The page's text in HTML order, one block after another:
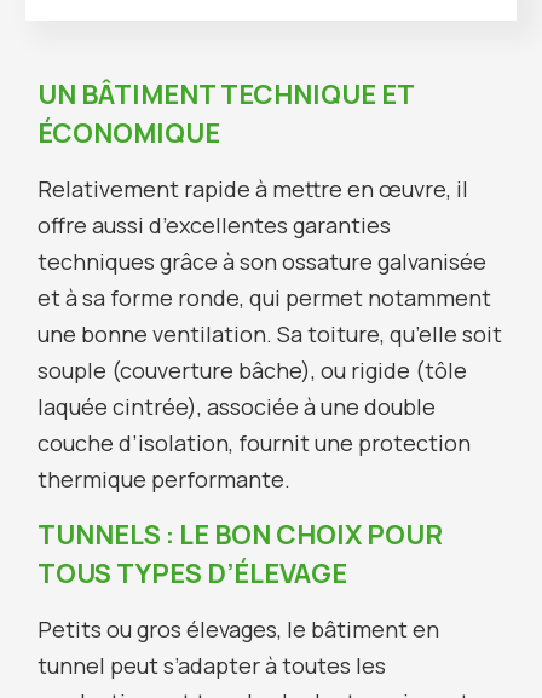
UN BÂTIMENT TECHNIQUE ET
ÉCONOMIQUE
Relativement rapide à mettre en œuvre, il
offre aussi d’excellentes garanties
techniques grâce à son ossature galvanisée
et à sa forme ronde, qui permet notamment
une bonne ventilation. Sa toiture, qu’elle soit
souple (couverture bâche), ou rigide (tôle
laquée cintrée), associée à une double
couche d’isolation, fournit une protection
thermique performante.
TUNNELS : LE BON CHOIX POUR
TOUS TYPES D’ÉLEVAGE
Petits ou gros élevages, le bâtiment en
tunnel peut s’adapter à toutes les